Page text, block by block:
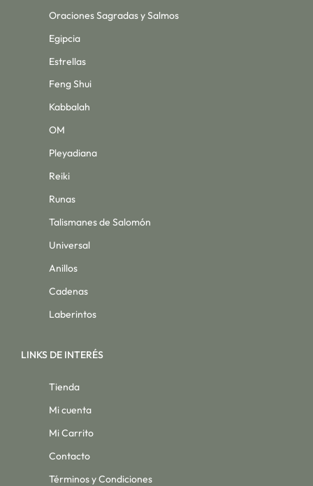
Oraciones Sagradas y Salmos
Egipcia
Estrellas
Feng Shui
Kabbalah
OM
Pleyadiana
Reiki
Runas
Talismanes de Salomón
Universal
Anillos
Cadenas
Laberintos
LINKS DE INTERÉS
Tienda
Mi cuenta
Mi Carrito
Contacto
Términos y Condiciones